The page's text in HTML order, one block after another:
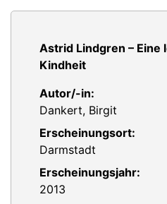
Astrid Lindgren – Eine
Kindheit
Autor/-in:
Dankert, Birgit
Erscheinungsort:
Darmstadt
Erscheinungsjahr:
2013